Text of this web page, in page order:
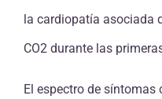
la cardiopatía asociada
CO2 durante las
El espectro de síntomas